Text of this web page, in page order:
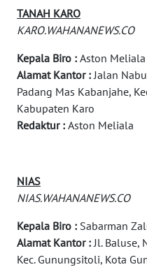
TANAH KARO
KARO.WAHANANEWS.CO
Kepala Biro : Aston Meliala
Alamat Kantor : Jalan
Padang Mas Kabanjahe,
Kabupaten Karo
Redaktur : Aston Meliala
NIAS
NIAS.WAHANANEWS.CO
Kepala Biro : Sabarman
Alamat Kantor : Jl. Baluse,
Kec. Gunungsitoli, Kota
WATCH
LPKKI
LKKI
PORTAL
KONSUMEN
FORWAMKI